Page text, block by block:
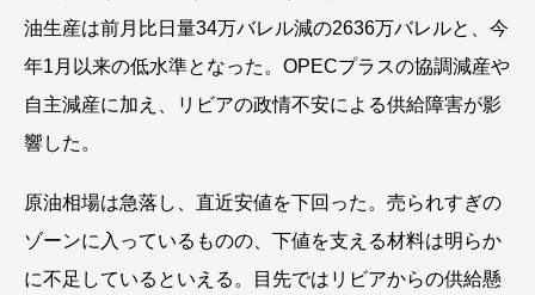
油生産は前月比日量34万バレル減の2636万バレルと、今
年1月以来の低水準となった。OPECプラスの協調減産や
自主減産に加え、リビアの政情不安による供給障害が影
響した。
原油相場は急落し、直近安値を下回った。売られすぎの
ゾーンに入っているものの、下値を支える材料は明らか
に不足しているといえる。目先ではリビアからの供給懸